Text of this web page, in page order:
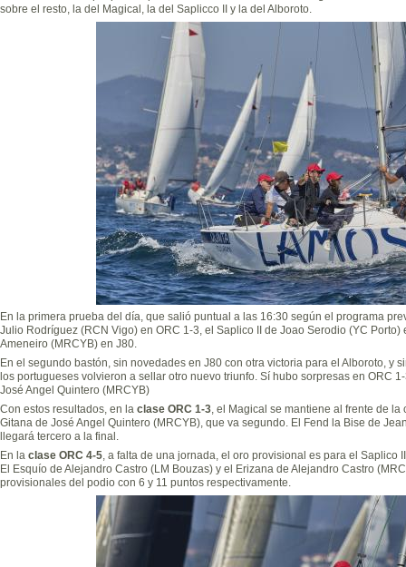
sobre el resto, la del Magical, la del Saplicco II y la del Alboroto.
En la primera prueba del día, que salió puntual a las 16:30 según el programa
Julio Rodríguez (RCN Vigo) en ORC 1-3, el Saplico II de Joao Serodio (YC
Ameneiro (MRCYB) en J80.
En el segundo bastón, sin novedades en J80 con otra victoria para el Alboroto, y
los portugueses volvieron a sellar otro nuevo triunfo. Sí hubo sorpresas en ORC
José Angel Quintero (MRCYB)
Con estos resultados, en la clase ORC 1-3, el Magical se mantiene al frente de
Gitana de José Angel Quintero (MRCYB), que va segundo. El Fend la Bise de
llegará tercero a la final.
En la clase ORC 4-5, a falta de una jornada, el oro provisional es para el Saplico
El Esquío de Alejandro Castro (LM Bouzas) y el Erizana de Alejandro Castro
provisionales del podio con 6 y 11 puntos respectivamente.